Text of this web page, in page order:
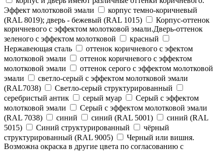
Эффект молотковой эмали
корпус темно-коричневый
(RAL 8019); дверь - бежевый (RAL 1015)
Корпус-оттенок
коричневого с эффектом молотковой эмали.Дверь-оттенок
зеленого с эффектом молотковой
красный
Нержавеющая сталь
оттенок коричневого с эфектом
молотковой эмали
оттенок коричневого с эффектом
молотковой эмали
оттенок серого с эффектом молотковой
эмали
светло-серый с эффектом молотковой эмали
(RAL7038)
Светло-серый структурированный
серебристый антик
серый муар
Серый с эффектом
молотковой эмали
Серый с эффектом молотковой эмали
(RAL 7038)
синий синий (RAL 5001)
синий (RAL
5015)
Синий структурированный
чёрный
структурированный (RAL 9005)
Черный или вишня.
Возможна окраска в другие цвета по согласованию с